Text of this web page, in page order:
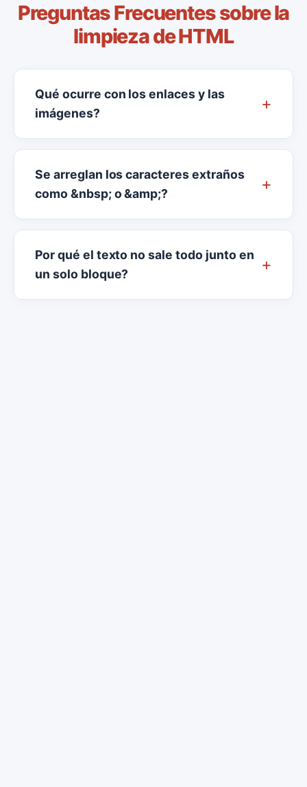
Preguntas Frecuentes sobre la
limpieza de HTML
Qué ocurre con los enlaces y las
imágenes?
Se arreglan los caracteres extraños
como &nbsp; o &amp;?
Por qué el texto no sale todo junto en
un solo bloque?